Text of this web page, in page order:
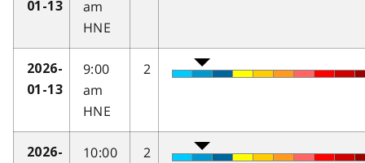
01-13
am
HNE
2026-
01-13
9:00
am
HNE
2
2026-
10:00
2